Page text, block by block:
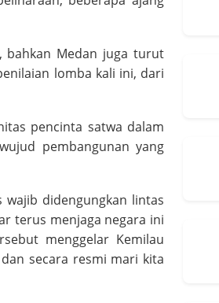
bahkan Medan juga turut
lomba kali ini, dari
pencinta satwa dalam
pembangunan yang
wajib didengungkan lintas
terus menjaga negara ini
menggelar Kemilau
secara resmi mari kita